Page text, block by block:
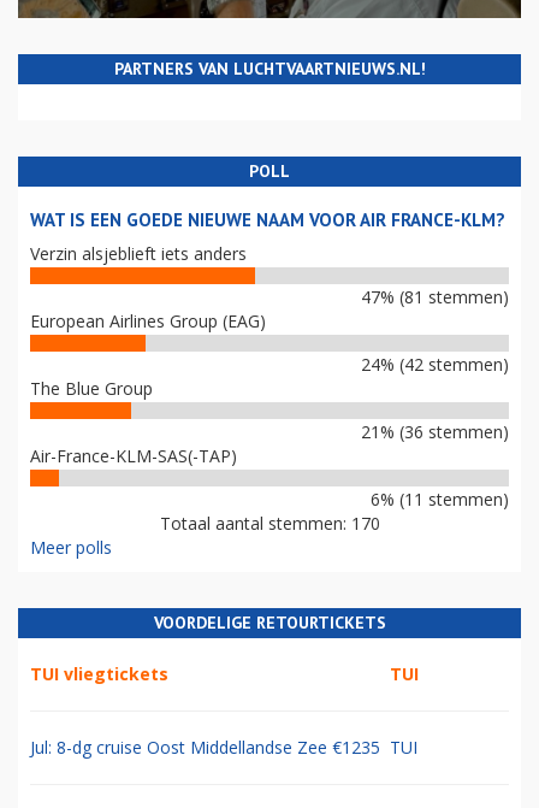
PARTNERS VAN LUCHTVAARTNIEUWS.NL!
POLL
WAT IS EEN GOEDE NIEUWE NAAM VOOR AIR FRANCE-KLM?
Verzin alsjeblieft iets anders
47% (81 stemmen)
European Airlines Group (EAG)
24% (42 stemmen)
The Blue Group
21% (36 stemmen)
Air-France-KLM-SAS(-TAP)
6% (11 stemmen)
Totaal aantal stemmen: 170
Meer polls
VOORDELIGE RETOURTICKETS
TUI vliegtickets TUI
Jul: 8-dg cruise Oost Middellandse Zee €1235 TUI